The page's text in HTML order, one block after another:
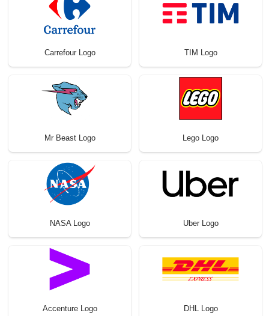
Carrefour Logo TIM Logo
Mr Beast Logo Lego Logo
NASA Logo Uber Logo
Accenture Logo DHL Logo